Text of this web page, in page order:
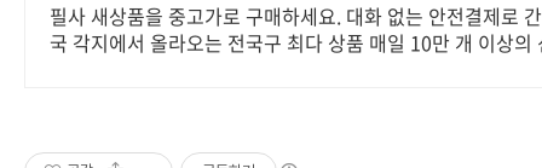
필사 새상품을 중고가로 구매하세요. 대화 없는 안전결제로
국 각지에서 올라오는 전국구 최다 상품 매일 10만 개 이상의